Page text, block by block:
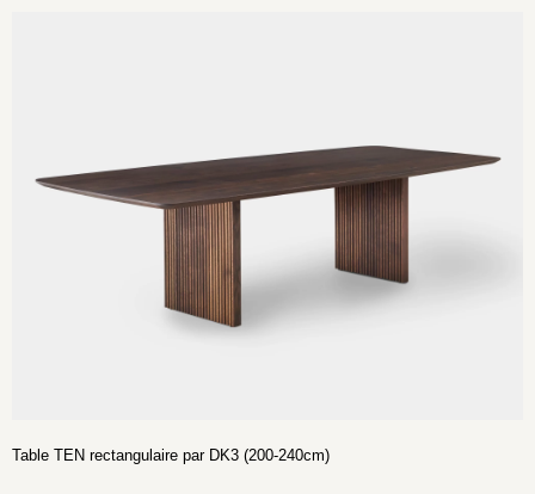
Table TEN rectangulaire par DK3 (200-240cm)